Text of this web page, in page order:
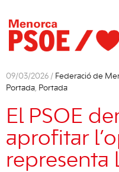
09/03/2026 / Federació de
Portada, Portada
El PSOE
aprofitar
representa